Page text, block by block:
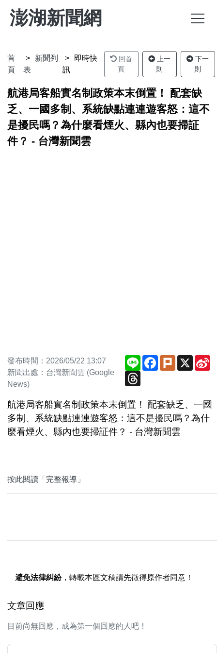
澎湖新聞網
首
頁
新聞列
表
即時快
訊
回首
頁
上一
則
下一
則
航港局客船實名制政策本末倒置！ 配套缺
乏、一國多制、系統缺點連連遊客怒：這不
是擾民嗎？為什麼看煙火、縣內也要掃証
件？ - 台灣新聞雲
發布時間：2026/05/22 13:07
新聞出處：台灣新聞雲 (Google
News)
Line Facebook
PlurkX
Threads
航港局客船實名制政策本末倒置！ 配套缺乏、一國
多制、系統缺點連連遊客怒：這不是擾民嗎？為什
麼看煙火、縣內也要掃証件？ - 台灣新聞雲
按此閱讀「完整報導」
避免法律糾紛，轉載本區文稿請先徵得原作者同意！
文章回應
目前尚無回應，成為第一個回應的人吧！